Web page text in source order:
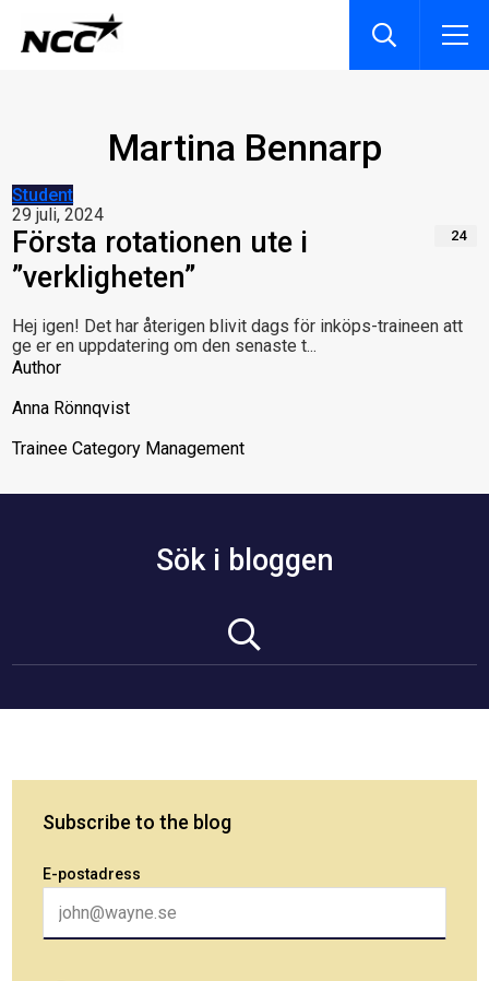
Martina Bennarp
Student
29 juli, 2024
24
Första rotationen ute i
”verkligheten”
Hej igen! Det har återigen blivit dags för inköps-traineen att
ge er en uppdatering om den senaste t...
Author
Anna Rönnqvist
Trainee Category Management
Sök i bloggen
Subscribe to the blog
E-postadress